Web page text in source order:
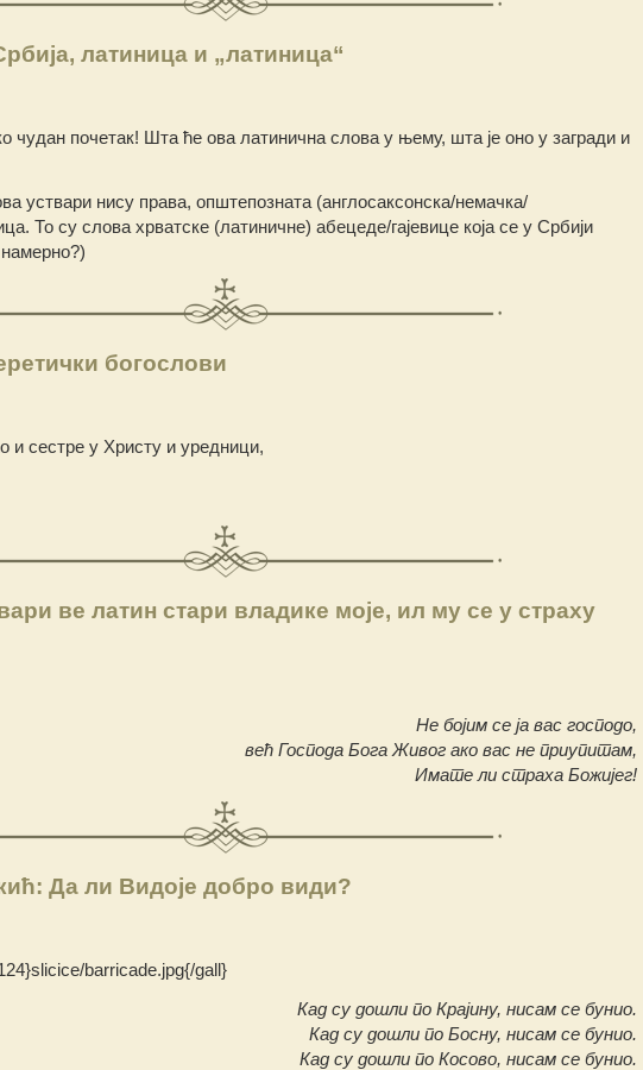
латиница и „латиница“
чудан почетак! Шта ће ова латинична слова у њему, шта је оно у загради и
уствари нису права, општепозната (англосаксонска/немачка/
То су слова хрватске (латиничне) абецеде/гајевице која се у Србији
богослови
и сестре у Христу и уредници,
ве латин стари владике моје, ил му се у страху
Не бојим се ја вас господо,
већ Господа Бога Живог ако вас не приупитам,
Имате ли страха Божијег!
Да ли Видоје добро види?
barricade.jpg{/gall}
Кад су дошли по Крајину, нисам се бунио.
Кад су дошли по Босну, нисам се бунио.
Кад су дошли по Косово, нисам се бунио.